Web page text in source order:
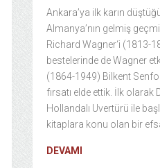
Ankara’ya ilk karın
Almanya’nın gelmiş
Richard Wagner‘i (1813-
bestelerinde de Wagner
(1864-1949) Bilkent
fırsatı elde ettik. İlk
Hollandalı Uvertürü ile
kitaplara konu olan bir
DEVAMI